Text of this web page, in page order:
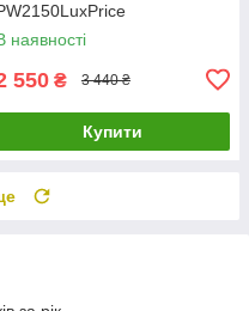
наявності
550 ₴ 3 440 ₴
Купити